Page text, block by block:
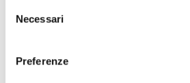
delNecessari
Preferenze